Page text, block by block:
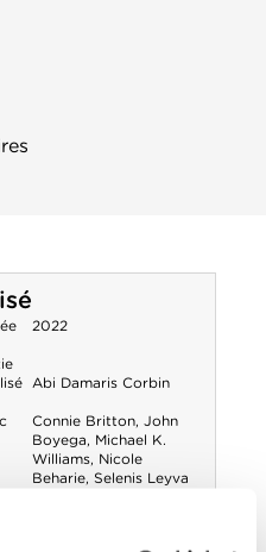
2022
Abi Damaris Corbin
Connie Britton, John
Boyega, Michael K.
Williams, Nicole
Beharie, Selenis Leyva